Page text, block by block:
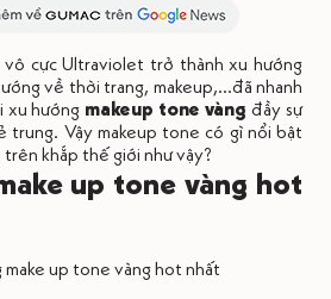
vô cực Ultraviolet trở thành xu hướng
về thời trang, makeup,...đã nhanh
xu hướng makeup tone vàng đầy sự
trung. Vậy makeup tone có gì nổi bật
khắp thế giới như vậy?
up tone vàng hot